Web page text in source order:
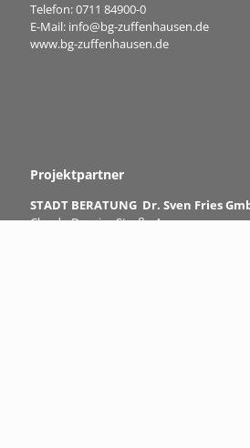
Telefon:0711 84900-0
E-Mail: info@bg-zuffenhausen.de
www.bg-zuffenhausen.de
Projektpartner
STADT BERATUNG Dr. Sven Fries
Claude-Dornier-Straße 4